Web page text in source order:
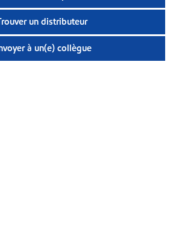
un distributeur
à un(e) collègue